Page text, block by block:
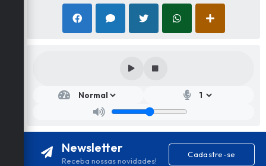
etar
stra
ção
Newsletter
Receba nossas novidades!
Cadastre-se